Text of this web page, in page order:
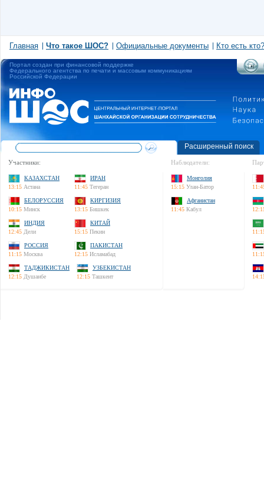
Главная Что такое ШОС? Официальные документы Кто есть кто?
Портал создан при финансовой поддержке
Федерального агентства по печати и массовым коммуникациям
Российской Федерации
Расширенный поиск
Участники:
КАЗАХСТАН
13:15 Астана
ИРАН
11:45 Тегеран
БЕЛОРУССИЯ
10:15 Минск
КИРГИЗИЯ
13:15 Бишкек
ИНДИЯ
12:45 Дели
КИТАЙ
15:15 Пекин
РОССИЯ
11:15 Москва
ПАКИСТАН
12:15 Исламабад
ТАДЖИКИСТАН
12:15 Душанбе
УЗБЕКИСТАН
12:15 Ташкент
Наблюдатели:
Монголия
15:15 Улан-Батор
Афганистан
11:45 Кабул